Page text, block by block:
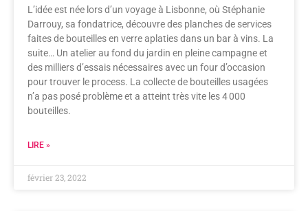
L’idée est née lors d’un voyage à Lisbonne, où Stéphanie
Darrouy, sa fondatrice, découvre des planches de services
faites de bouteilles en verre aplaties dans un bar à vins. La
suite… Un atelier au fond du jardin en pleine campagne et
des milliers d’essais nécessaires avec un four d’occasion
pour trouver le process. La collecte de bouteilles usagées
n’a pas posé problème et a atteint très vite les 4 000
bouteilles.
LIRE »
février 23, 2022